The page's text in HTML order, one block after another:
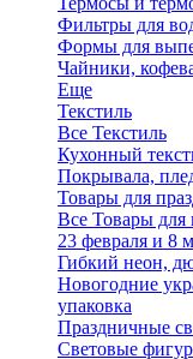
Фильтры для
Формы для
Чайники,
Еще
Текстиль
Все Текстиль
Кухонный
Покрывала,
Товары для
Все Товары для
23 февраля и 8
Гибкий неон,
Новогодние
упаковка
Праздничные
Световые